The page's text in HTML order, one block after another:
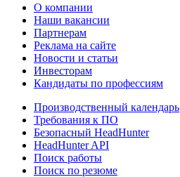
О компании
Наши вакансии
Партнерам
Реклама на сайте
Новости и статьи
Инвесторам
Кандидаты по профессиям
Производственный календарь
Требования к ПО
Безопасный HeadHunter
HeadHunter API
Поиск работы
Поиск по резюме